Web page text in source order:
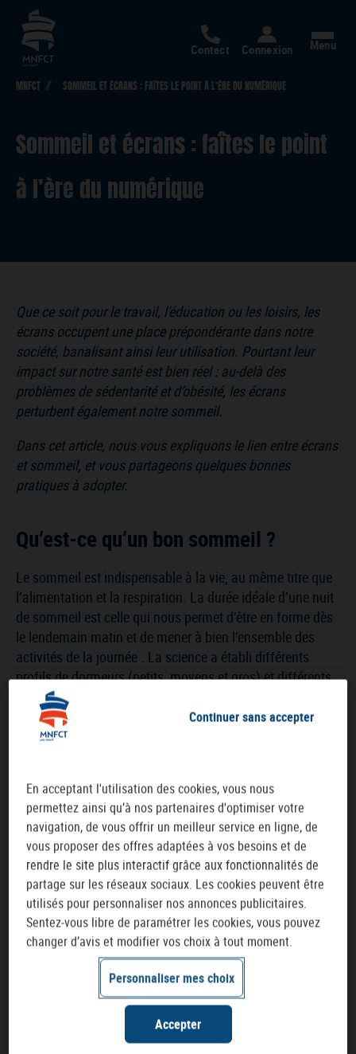
Contact Connexion Menu
MNFCT SOMMEIL ET ÉCRANS : FAÎTES LE POINT À L’ÈRE DU NUMÉRIQUE
Sommeil et écrans : faîtes le point
à l’ère du numérique
Que ce soit pour le travail, l’éducation ou les loisirs, les
écrans occupent une place prépondérante dans notre
société, banalisant ainsi leur utilisation. Pourtant leur
impact sur notre santé est bien réel : au-delà des
problèmes de sédentarité et d’obésité, les écrans
perturbent également notre sommeil.
Dans cet article, nous vous expliquons le lien entre écrans
et sommeil, et vous partageons quelques bonnes
pratiques à adopter.
Qu’est-ce qu’un bon sommeil ?
Le sommeil est indispensable à la vie, au même titre que
l’alimentation et la respiration. La durée idéale d’une nuit
de sommeil est celle qui nous permet d’être en forme dès
le lendemain matin et de mener à bien l’ensemble des
activités de la journée . La science a établi différents
profils de dormeurs (petits, moyens et gros) et différents
rythmes (lève tôt, couche-tard). Chacun a ses propres
besoins et ses habitudes (cf. conseils ci-dessous).
récupérateur sont autant de signes d’un mauvais
sommeil, surtout s’ils inscrivent dans la durée (au moins
trois fois par semaine, depuis au moins un moins)1 .
Quand une personne dort moins que ses besoins naturels
en sommeil, de façon régulière, on parle alors de dette
chronique de sommeil.
Ponctuellement, un manque de sommeil entraine une
baisse de vigilance, une altération des performances, un
risque de somnolence et de l’irritabilité2. Celui-ci peut se
rattraper facilement. Par contre, un déficit chronique peut
provoquer à long terme de l’hypertension artérielle,
l’obésité, le développement de troubles psychiques ou des
difficultés d’apprentissage3.
En acceptant l'utilisation des cookies, vous nous
permettez ainsi qu’à nos partenaires d'optimiser votre
navigation, de vous offrir un meilleur service en ligne, de
vous proposer des offres adaptées à vos besoins et de
rendre le site plus interactif grâce aux fonctionnalités de
partage sur les réseaux sociaux. Les cookies peuvent être
utilisés pour personnaliser nos annonces publicitaires.
Sentez-vous libre de paramétrer les cookies, vous pouvez
changer d’avis et modifier vos choix à tout moment.
Personnaliser mes choix
Continuer sans accepter
Accepter